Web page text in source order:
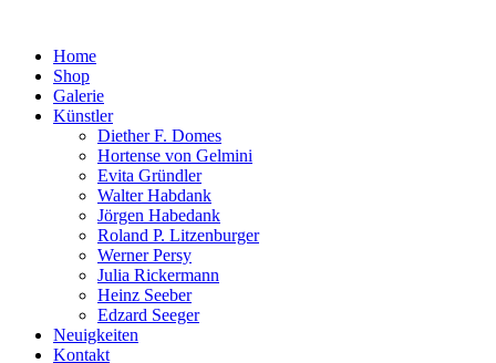
Home
Shop
Galerie
Künstler
Diether F. Domes
Hortense von Gelmini
Evita Gründler
Walter Habdank
Jörgen Habedank
Roland P. Litzenburger
Werner Persy
Julia Rickermann
Heinz Seeber
Edzard Seeger
Neuigkeiten
Kontakt